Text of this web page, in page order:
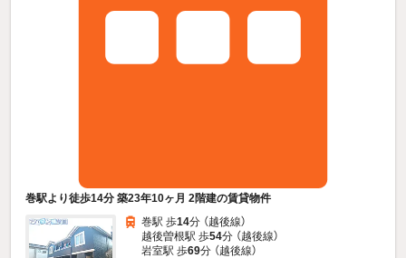
巻駅より徒歩14分 築23年10ヶ月 2階建の賃貸物件
巻駅 歩14分 （越後線）
越後曽根駅 歩54分 （越後線）
岩室駅 歩69分 （越後線）